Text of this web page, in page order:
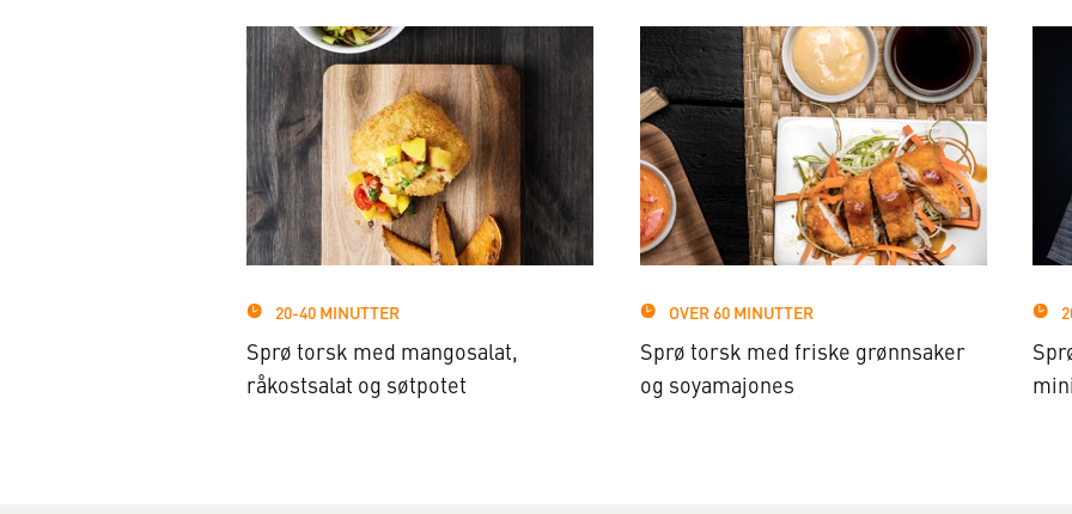
20-40 MINUTTER
Sprø torsk med mangosalat,
råkostsalat og søtpotet
OVER 60 MINUTTER
Sprø torsk med friske grønnsaker
og soyamajones